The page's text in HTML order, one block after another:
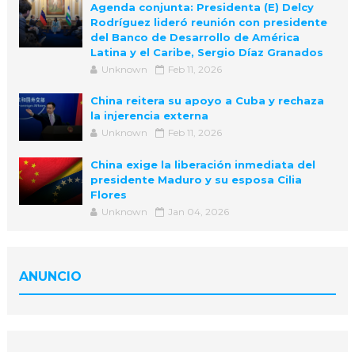
Agenda conjunta: Presidenta (E) Delcy
Rodríguez lideró reunión con presidente
del Banco de Desarrollo de América
Latina y el Caribe, Sergio Díaz Granados
Unknown Feb 11, 2026
China reitera su apoyo a Cuba y rechaza
la injerencia externa
Unknown Feb 11, 2026
China exige la liberación inmediata del
presidente Maduro y su esposa Cilia
Flores
Unknown Jan 04, 2026
ANUNCIO